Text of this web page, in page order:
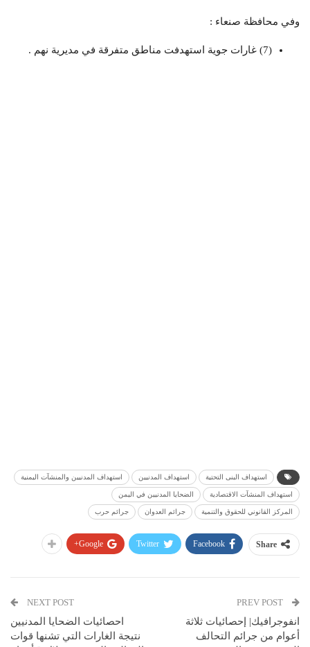
وفي محافظة صنعاء :
(7) غارات جوية استهدفت مناطق متفرقة في مديرية نهم .
استهداف البنى التحتية استهداف المدنيين استهداف المدنيين والمنشآت اليمنية
استهداف المنشآت الاقتصادية الضحايا المدنيين في اليمن
المركز القانوني للحقوق والتنمية جرائم العدوان جرائم حرب
Share
Facebook
Twitter
Google+
انفوجرافيك| إحصائيات ثلاثة
أعوام من جرائم التحالف
NEXT POST
احصائيات الضحايا المدنيين
نتيجة الغارات التي تشنها قوات